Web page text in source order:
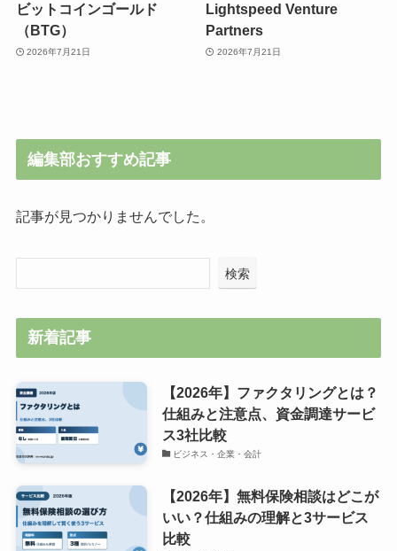
ビットコインゴールド
（BTG）
2026年7月21日
Lightspeed Venture
Partners
2026年7月21日
編集部おすすめ記事
記事が見つかりませんでした。
検索
新着記事
【2026年】ファクタリングとは？
仕組みと注意点、資金調達サービ
ス3社比較
ビジネス・企業・会計
【2026年】無料保険相談はどこが
いい？仕組みの理解と3サービス
比較